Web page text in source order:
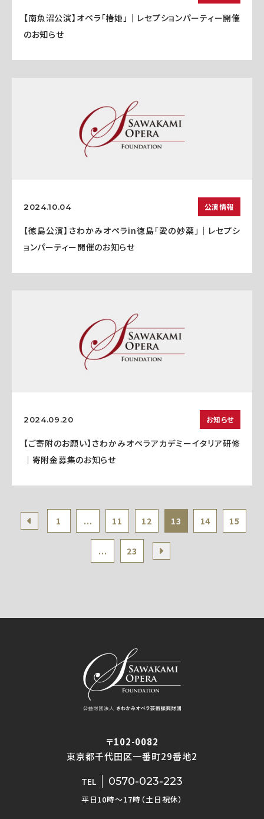
【南魚沼公演】オペラ「椿姫」｜レセプションパーティー開催
のお知らせ
2024.10.04 公演情報
【徳島公演】さわかみオペラin徳島「愛の妙薬」｜レセプシ
ョンパーティー開催のお知らせ
2024.09.20 お知らせ
【ご寄附のお願い】さわかみオペラアカデミーイタリア研修
｜寄附金募集のお知らせ
1 ... 11 12 13 14 15
... 23
〒102-0082
東京都千代田区一番町29番地2
TEL 0570-023-223
平日10時〜17時（土日祝休）